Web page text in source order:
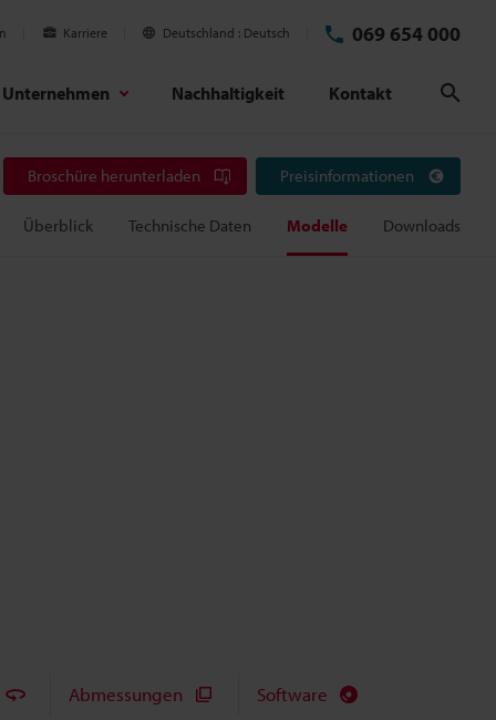
Karriere Deutschland Deutsch 069 654 000
Unternehmen Nachhaltigkeit Kontakt
Broschüre herunterladen Preisinformationen
Überblick Technische Daten Modelle Downloads
Abmessungen Software